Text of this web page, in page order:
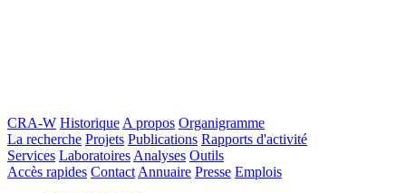
CRA-W Historique A propos Organigramme
La recherche Projets Publications Rapports d'activité
Services Laboratoires Analyses Outils
Accès rapides Contact Annuaire Presse Emplois